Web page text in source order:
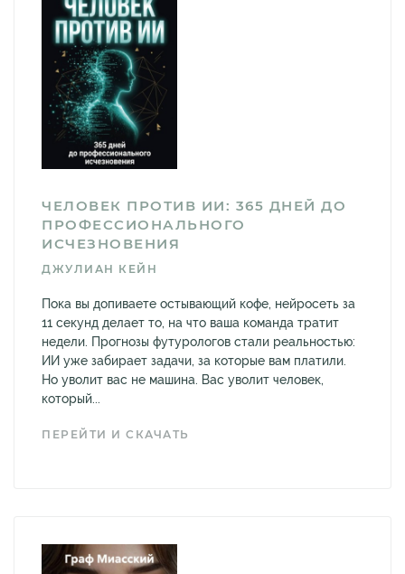
ЧЕЛОВЕК ПРОТИВ ИИ: 365 ДНЕЙ ДО
ПРОФЕССИОНАЛЬНОГО
ИСЧЕЗНОВЕНИЯ
ДЖУЛИАН КЕЙН
Пока вы допиваете остывающий кофе, нейросеть за
11 секунд делает то, на что ваша команда тратит
недели. Прогнозы футурологов стали реальностью:
ИИ уже забирает задачи, за которые вам платили.
Но уволит вас не машина. Вас уволит человек,
который...
ПЕРЕЙТИ И СКАЧАТЬ